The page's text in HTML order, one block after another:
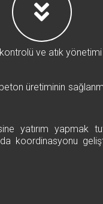
ve atık yönetimi
üretiminin
yatırım yapmak
koordinasyonu